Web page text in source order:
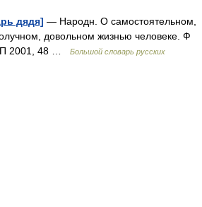
дядя] — Народн. О самостоятельном,
довольном жизнью человеке. Ф
2001, 48 …
Большой словарь русских